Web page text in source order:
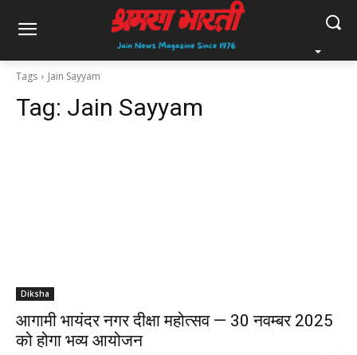
Tags Jain Sayyam
Tag: Jain Sayyam
Diksha
आगामी भायंदर नगर दीक्षा महोत्सव — 30 नवम्बर 2025
को होगा भव्य आयोजन